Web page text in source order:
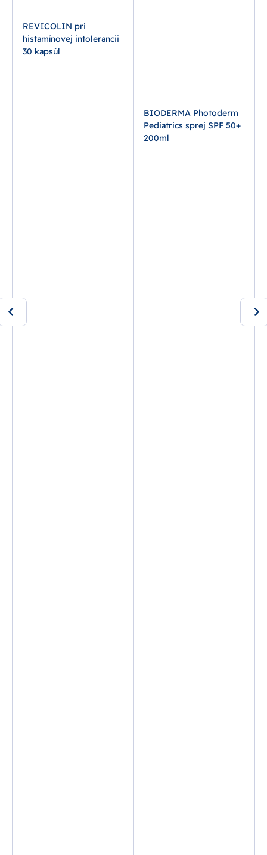
REVICOLIN pri
histamínovej intolerancii
30 kapsúl
BIODERMA Photoderm
Pediatrics sprej SPF 50+
200ml